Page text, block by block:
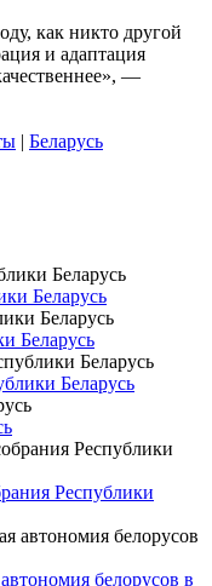
как никто другой
и адаптация
—
| Беларусь
Беларусь
Беларусь
Беларусь
Республики
белорусов в